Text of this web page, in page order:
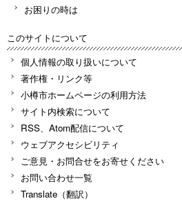
お困りの時は
このサイトについて
個人情報の取り扱いについて
著作権・リンク等
小樽市ホームページの利用方法
サイト内検索について
RSS、Atom配信について
ウェブアクセシビリティ
ご意見・お問合せをお寄せください
お問い合わせ一覧
Translate（翻訳）